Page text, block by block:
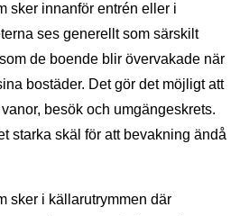
sker innanför entrén eller i
ses generellt som särskilt
de boende blir övervakade när
bostäder. Det gör det möjligt att
besök och umgängeskrets.
starka skäl för att bevakning ändå
sker i källarutrymmen där